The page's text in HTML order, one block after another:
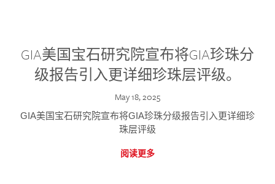
GIA美国宝石研究院宣布将GIA珍珠分
级报告引入更详细珍珠层评级。
May 18, 2025
GIA美国宝石研究院宣布将GIA珍珠分级报告引入更详细珍
珠层评级
阅读更多